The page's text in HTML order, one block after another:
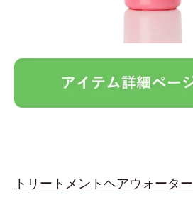
トリートメントヘアウォーター